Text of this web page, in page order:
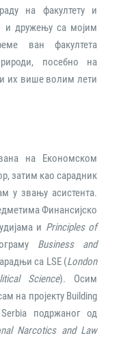
на факултету и
и дружењу са мојим
ван факултета
посебно на
их више волим лети
на Економском
затим као сарадник
у звању асистента.
Финансијско
и Principles of
Business and
са LSE (London
Science). Осим
на пројекту Building
подржаног од
Narcotics and Law